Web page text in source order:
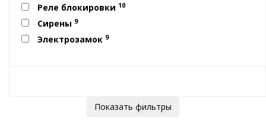
Реле блокировки 10
Сирены 9
Электрозамок 9
Показать фильтры